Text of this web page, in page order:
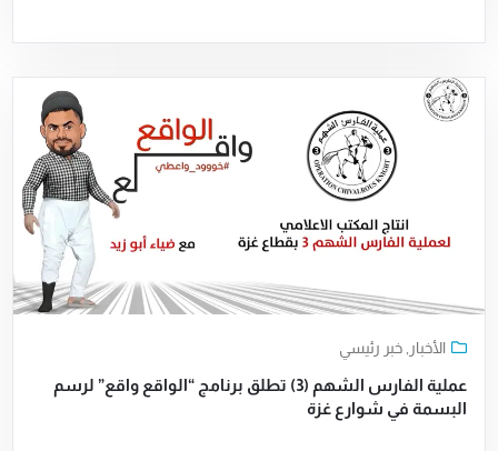
الأخبار ,خبر رئيسي
عملية الفارس الشهم (3) تطلق برنامج “الواقع واقع” لرسم
البسمة في شوارع غزة